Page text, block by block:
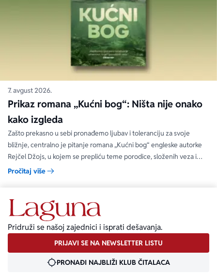
7. avgust 2026.
Prikaz romana „Kućni bog“: Ništa nije onako
kako izgleda
Zašto prekasno u sebi pronađemo ljubav i toleranciju za svoje
bližnje, centralno je pitanje romana „Kućni bog“ engleske autorke
Rejčel Džojs, u kojem se prepliću teme porodice, složenih veza i
umetnosti.
Pročitaj više
Pridruži se našoj zajednici i isprati dešavanja.
PRIJAVI SE NA NEWSLETTER LISTU
PRONAĐI NAJBLIŽI KLUB ČITALACA